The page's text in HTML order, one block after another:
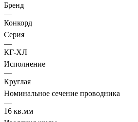
Бренд
—
Конкорд
Серия
—
КГ-ХЛ
Исполнение
—
Круглая
Номинальное сечение проводника
—
16 кв.мм